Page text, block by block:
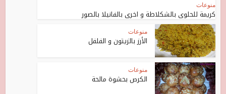
منوعات
كريمة للحلوى بالشكلاطة و اخرى بالفانيلا بالصور
منوعات
الأرز بالزيتون و الفلفل
منوعات
الكرص بحشوة مالحة